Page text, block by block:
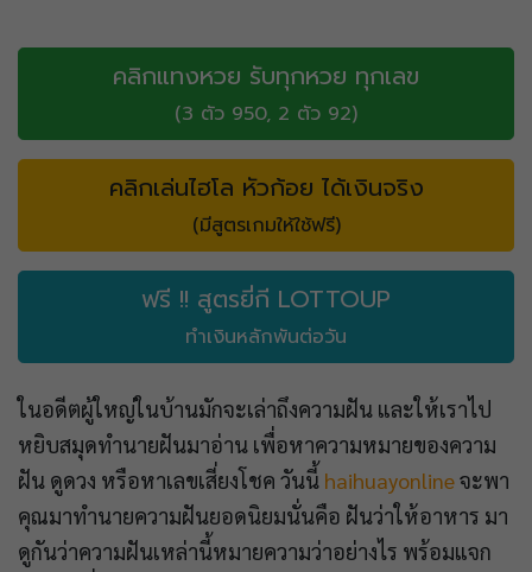
คลิกแทงหวย รับทุกหวย ทุกเลข
(3 ตัว 950, 2 ตัว 92)
คลิกเล่นไฮโล หัวก้อย ได้เงินจริง
(มีสูตรเกมให้ใช้ฟรี)
ฟรี !! สูตรยี่กี LOTTOUP
ทำเงินหลักพันต่อวัน
ในอดีตผู้ใหญ่ในบ้านมักจะเล่าถึงความฝัน และให้เราไป
หยิบสมุดทำนายฝันมาอ่าน เพื่อหาความหมายของความ
ฝัน ดูดวง หรือหาเลขเสี่ยงโชค วันนี้ haihuayonlineจะพา
คุณมาทำนายความฝันยอดนิยมนั่นคือ ฝันว่าให้อาหาร มา
ดูกันว่าความฝันเหล่านี้หมายความว่าอย่างไร พร้อมแจก